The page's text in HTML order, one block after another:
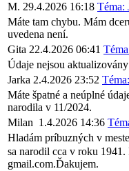
M. 29.4.2026 16:18 Téma:
Máte tam chybu. Mám
uvedena není.
Gita 22.4.2026 06:41
Údaje nejsou
Jarka 2.4.2026 23:52
Máte špatné a neúplné
narodila v 11/2024.
Milan 1.4.2026 14:36
Hladám príbuzných v
sa narodil cca v roku
gmail.com.Ďakujem.